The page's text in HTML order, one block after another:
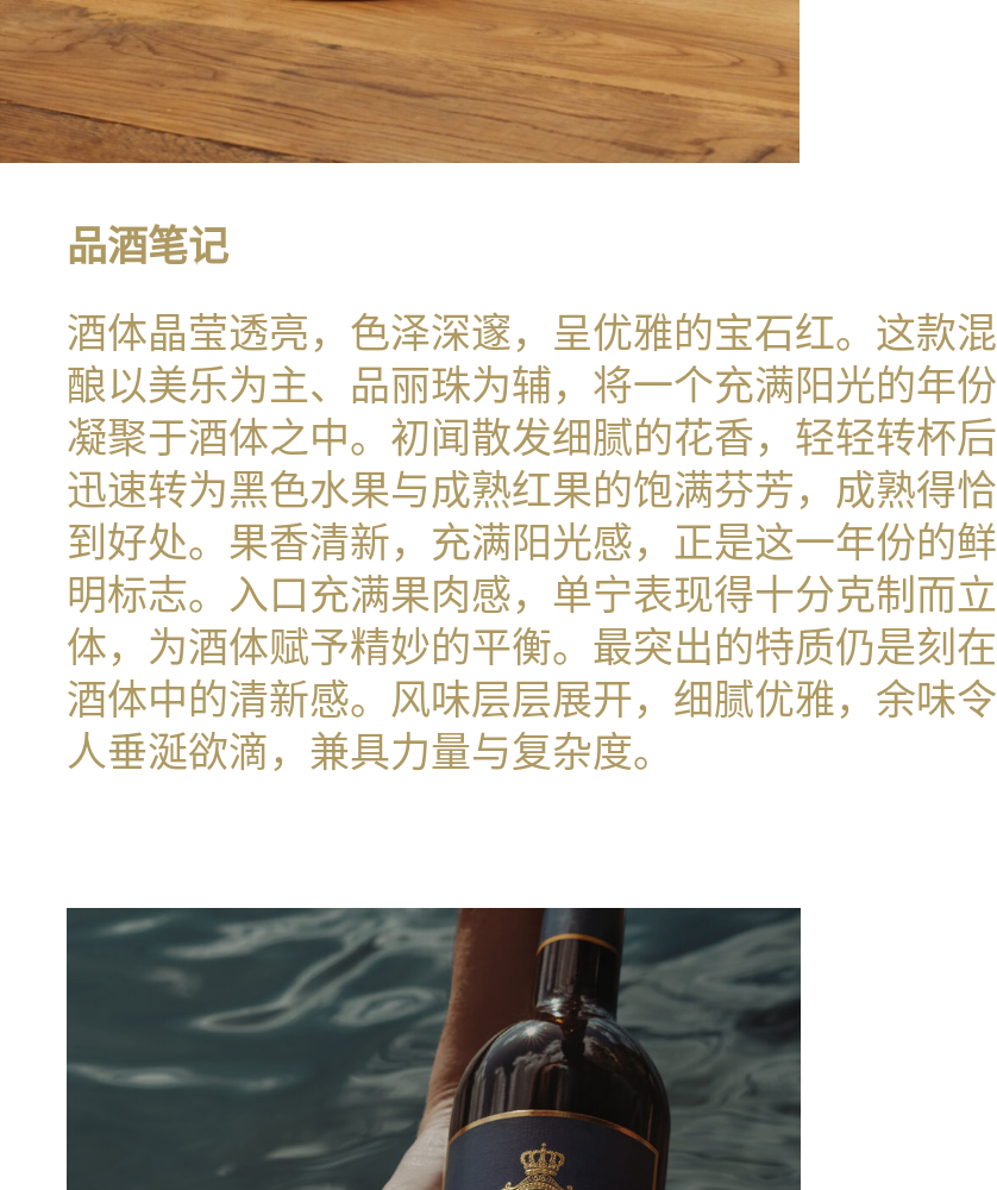
品酒笔记
酒体晶莹透亮，色泽深邃，呈优雅的宝石红。这款混
酿以美乐为主、品丽珠为辅，将一个充满阳光的年份
凝聚于酒体之中。初闻散发细腻的花香，轻轻转杯后
迅速转为黑色水果与成熟红果的饱满芬芳，成熟得恰
到好处。果香清新，充满阳光感，正是这一年份的鲜
明标志。入口充满果肉感，单宁表现得十分克制而立
体，为酒体赋予精妙的平衡。最突出的特质仍是刻在
酒体中的清新感。风味层层展开，细腻优雅，余味令
人垂涎欲滴，兼具力量与复杂度。